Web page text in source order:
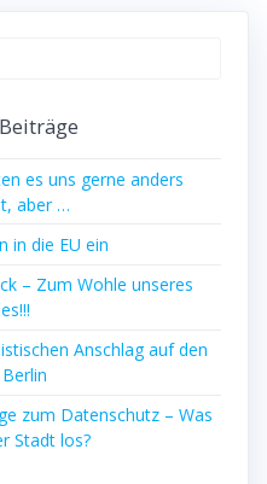
es uns gerne anders
aber …
in die EU ein
– Zum Wohle unseres
Anschlag auf den
zum Datenschutz – Was
Stadt los?